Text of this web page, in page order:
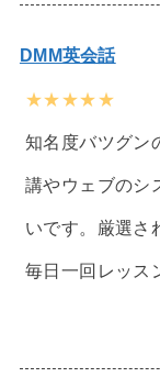
DMM英会話
★★★★★
知名度バツグン
講やウェブのシ
いです。厳選さ
毎日一回レッス